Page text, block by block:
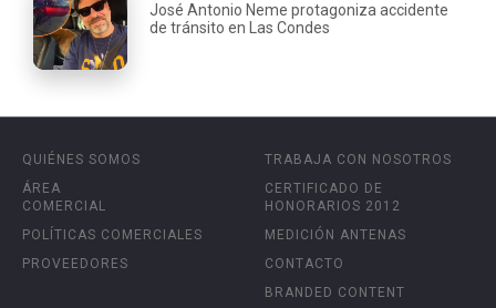
José Antonio Neme protagoniza accidente
de tránsito en Las Condes
QUIÉNES SOMOS
ÁREA
COMERCIAL
POLÍTICAS COMERCIALES
PROVEEDORES
TRABAJA CON NOSOTROS
CERTIFICADO DE
HONORARIOS 2012
MEDICIÓN ANTENAS
CONTACTO
BRANDED CONTENT